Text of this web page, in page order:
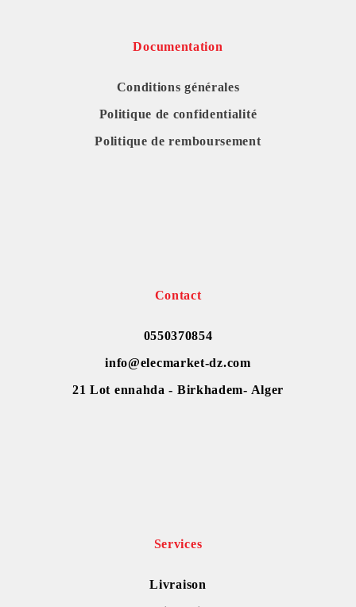
Documentation
Conditions générales
Politique de confidentialité
Politique de remboursement
Contact
0550370854
info@elecmarket-dz.com
21 Lot ennahda - Birkhadem- Alger
Services
Livraison